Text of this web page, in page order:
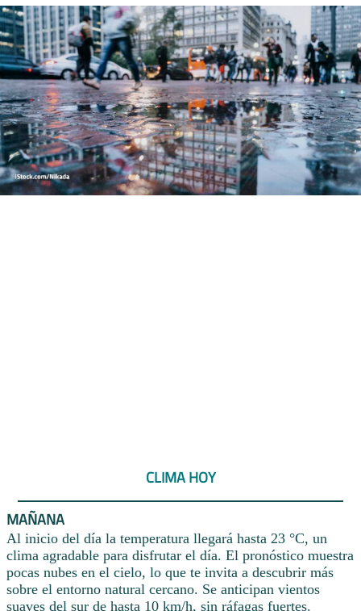
CLIMA HOY
MAÑANA
Al inicio del día la temperatura llegará hasta 23 °C, un
clima agradable para disfrutar el día. El pronóstico muestra
pocas nubes en el cielo, lo que te invita a descubrir más
sobre el entorno natural cercano. Se anticipan vientos
suaves del sur de hasta 10 km/h, sin ráfagas fuertes.